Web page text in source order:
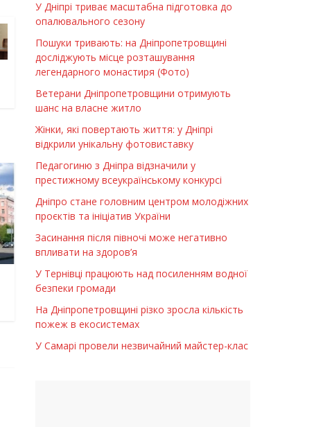
У Дніпрі триває масштабна підготовка до
опалювального сезону
Пошуки тривають: на Дніпропетровщині
досліджують місце розташування
легендарного монастиря (Фото)
Ветерани Дніпропетровщини отримують
шанс на власне житло
Жінки, які повертають життя: у Дніпрі
відкрили унікальну фотовиставку
Педагогиню з Дніпра відзначили у
престижному всеукраїнському конкурсі
Дніпро стане головним центром молодіжних
проєктів та ініціатив України
Засинання після півночі може негативно
впливати на здоров’я
У Тернівці працюють над посиленням водної
безпеки громади
На Дніпропетровщині різко зросла кількість
пожеж в екосистемах
У Самарі провели незвичайний майстер-клас